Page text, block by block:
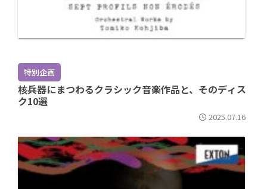
特別企画
核兵器にまつわるクラシック音楽作品と、そのディス
ク10選
2025.07.16